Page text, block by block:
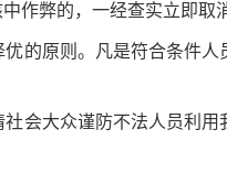
作弊的，一经查实立即取
的原则。凡是符合条件人
会大众谨防不法人员利用